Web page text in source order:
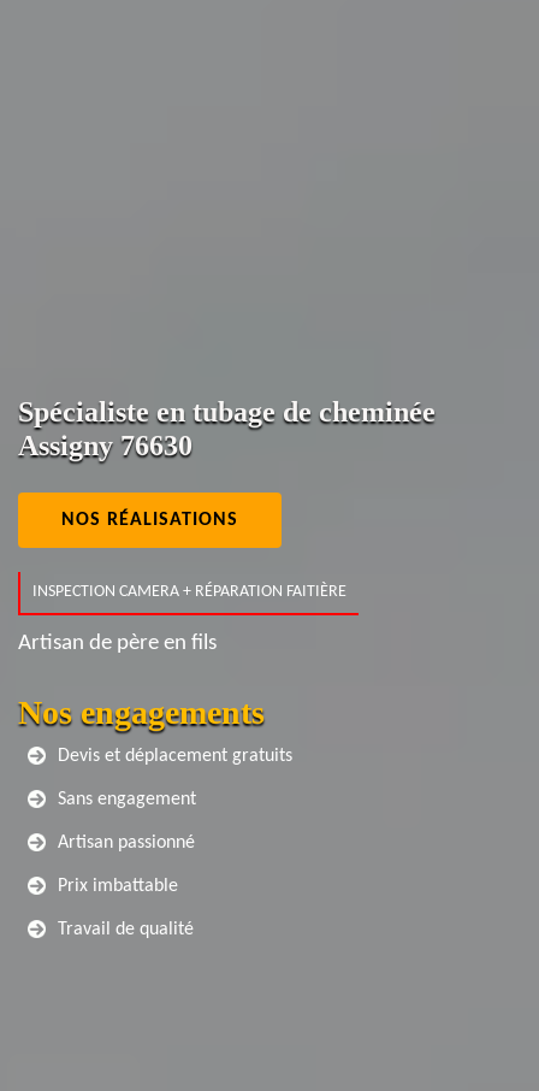
Spécialiste en tubage de cheminée
Assigny 76630
NOS RÉALISATIONS
INSPECTION CAMERA + RÉPARATION FAITIÈRE
Artisan de père en fils
Nos engagements
Devis et déplacement gratuits
Sans engagement
Artisan passionné
Prix imbattable
Travail de qualité